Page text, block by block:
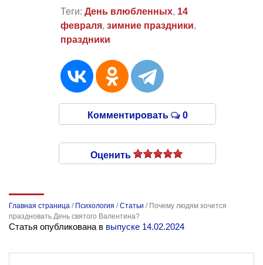
Теги: День влюбленных, 14
февраля, зимние праздники,
праздники
Комментировать 0
Оценить
Главная страница / Психология /Статьи / Почему людям хочется
праздновать День святого Валентина?
Статья опубликована в выпуске 14.02.2024